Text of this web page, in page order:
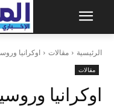
الرئيسية مقالات اوكرانيا
مقالات
اوكرانيا